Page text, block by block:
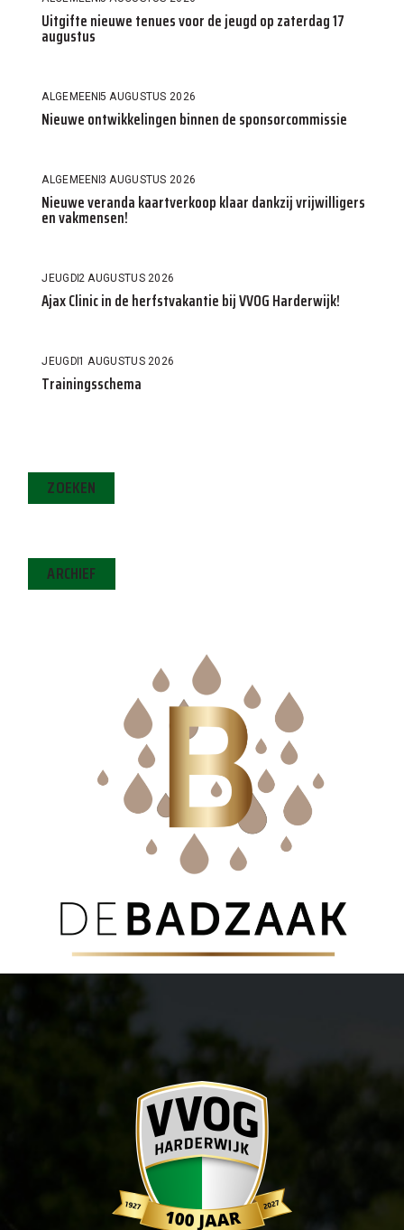
Uitgifte nieuwe tenues voor de jeugd op zaterdag 17
augustus
ALGEMEEN5 AUGUSTUS 2026
Nieuwe ontwikkelingen binnen de sponsorcommissie
ALGEMEEN3 AUGUSTUS 2026
Nieuwe veranda kaartverkoop klaar dankzij vrijwilligers
en vakmensen!
JEUGD2 AUGUSTUS 2026
Ajax Clinic in de herfstvakantie bij VVOG Harderwijk!
JEUGD1 AUGUSTUS 2026
Trainingsschema
ZOEKEN
ARCHIEF